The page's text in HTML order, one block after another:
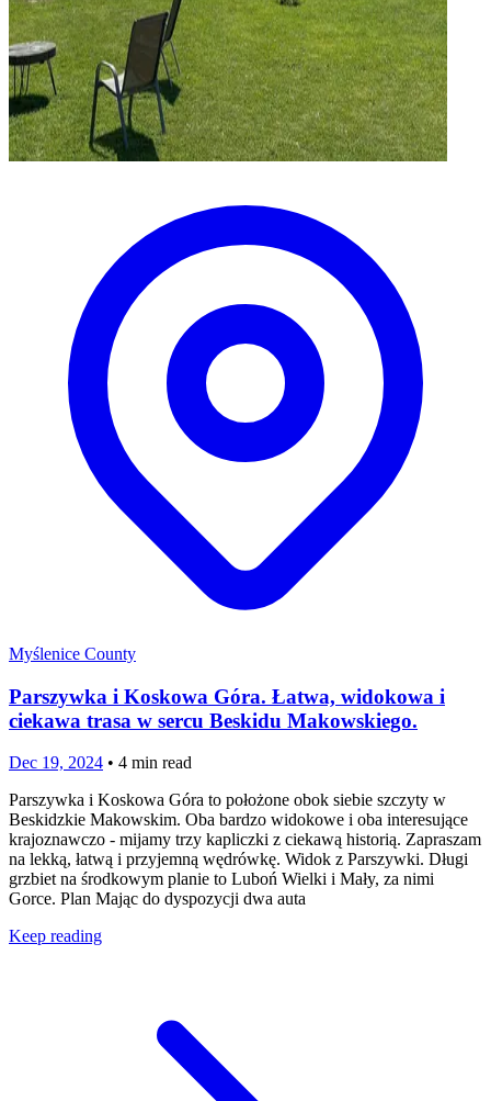
Myślenice County
Parszywka i Koskowa Góra. Łatwa, widokowa i
ciekawa trasa w sercu Beskidu Makowskiego.
Dec 19, 2024 • 4 min read
Parszywka i Koskowa Góra to położone obok siebie szczyty w
Beskidzkie Makowskim. Oba bardzo widokowe i oba interesujące
krajoznawczo - mijamy trzy kapliczki z ciekawą historią. Zapraszam
na lekką, łatwą i przyjemną wędrówkę. Widok z Parszywki. Długi
grzbiet na środkowym planie to Luboń Wielki i Mały, za nimi
Gorce. Plan Mając do dyspozycji dwa auta
Keep reading